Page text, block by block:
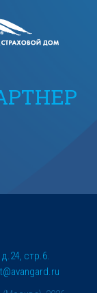
стр.6.